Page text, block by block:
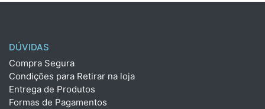
DÚVIDAS
Compra Segura
Condições para Retirar na loja
Entrega de Produtos
Formas de Pagamentos